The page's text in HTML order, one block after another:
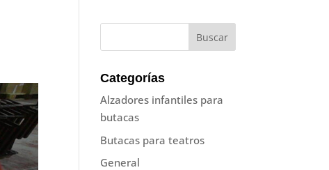
Categorías
Alzadores infantiles para
butacas
Butacas para teatros
General